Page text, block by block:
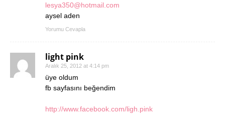
lesya350@hotmail.com
aysel aden
Yorumu Cevapla
light pink
Aralık 25, 2012 at 4:14 pm
üye oldum
fb sayfasını beğendim
http://www.facebook.com/ligh.pink